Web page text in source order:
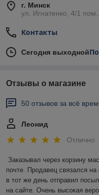
г. Минск
ул. Игнатенко, 4/1
Контакты
Сегодня выходной
Отзывы о магазине
50 отзывов за всё
Леонид
Отлично
Заказывал через корзину
почте. Продавец связался
в тот же день отправил
на сайте. Очень высокая